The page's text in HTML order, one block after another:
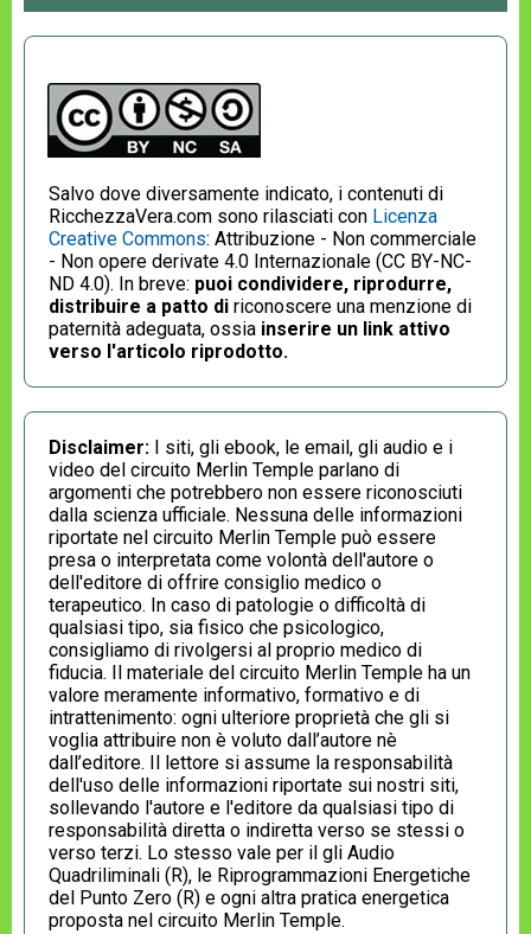
Salvo dove diversamente indicato, i contenuti di
RicchezzaVera.com sono rilasciati con Licenza
Creative Commons: Attribuzione - Non commerciale
- Non opere derivate 4.0 Internazionale (CC BY-NC-
ND 4.0). In breve: puoi condividere, riprodurre,
distribuire a patto di riconoscere una menzione di
paternità adeguata, ossia inserire un link attivo
verso l'articolo riprodotto.
Disclaimer: I siti, gli ebook, le email, gli audio e i
video del circuito Merlin Temple parlano di
argomenti che potrebbero non essere riconosciuti
dalla scienza ufficiale. Nessuna delle informazioni
riportate nel circuito Merlin Temple può essere
presa o interpretata come volontà dell'autore o
dell'editore di offrire consiglio medico o
terapeutico. In caso di patologie o difficoltà di
qualsiasi tipo, sia fisico che psicologico,
consigliamo di rivolgersi al proprio medico di
fiducia. Il materiale del circuito Merlin Temple ha un
valore meramente informativo, formativo e di
intrattenimento: ogni ulteriore proprietà che gli si
voglia attribuire non è voluto dall’autore nè
dall’editore. Il lettore si assume la responsabilità
dell'uso delle informazioni riportate sui nostri siti,
sollevando l'autore e l'editore da qualsiasi tipo di
responsabilità diretta o indiretta verso se stessi o
verso terzi. Lo stesso vale per il gli Audio
Quadriliminali (R), le Riprogrammazioni Energetiche
del Punto Zero (R) e ogni altra pratica energetica
proposta nel circuito Merlin Temple.